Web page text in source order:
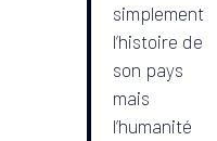
simplement
l’histoire de
son pays
mais
l’humanité